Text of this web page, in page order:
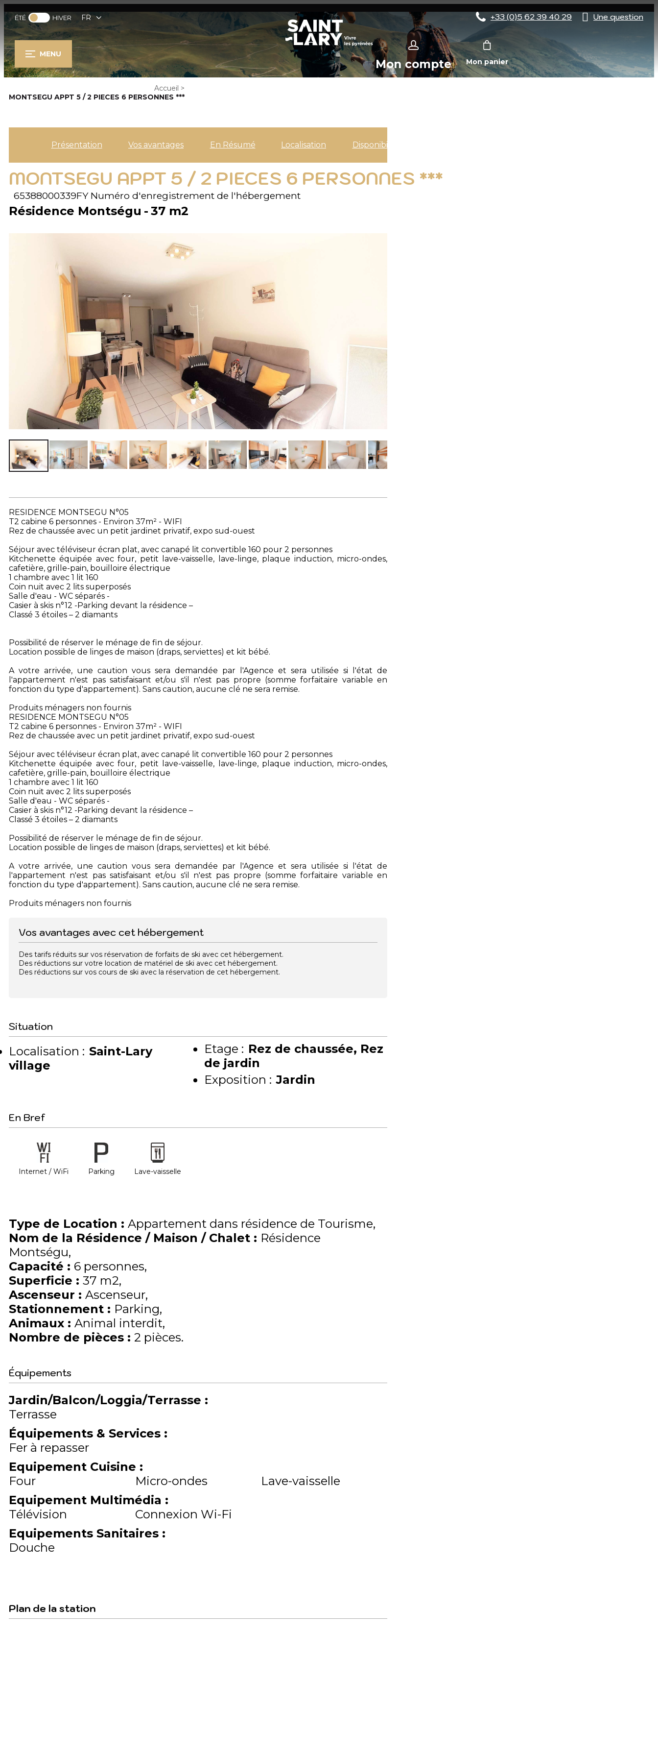
ÉTÉ HIVER FR +33 (0)5 62 39 40 29 Une question
MENU
Mon compte Mon panier
Accueil >
MONTSEGU APPT 5 / 2 PIECES 6 PERSONNES ***
Présentation Vos avantages En Résumé Localisation Disponibilités
MONTSEGU APPT 5 / 2 PIECES 6 PERSONNES ***
65388000339FY Numéro d'enregistrement de l'hébergement
Résidence Montségu 37 m2
RESIDENCE MONTSEGU N°05
T2 cabine 6 personnes - Environ 37m² - WIFI
Rez de chaussée avec un petit jardinet privatif, expo sud-ouest
Séjour avec téléviseur écran plat, avec canapé lit convertible 160 pour 2 personnes
Kitchenette équipée avec four, petit lave-vaisselle, lave-linge, plaque induction, micro-ondes,
cafetière, grille-pain, bouilloire électrique
1 chambre avec 1 lit 160
Coin nuit avec 2 lits superposés
Salle d'eau - WC séparés -
Casier à skis n°12 -Parking devant la résidence –
Classé 3 étoiles – 2 diamants
Possibilité de réserver le ménage de fin de séjour.
Location possible de linges de maison (draps, serviettes) et kit bébé.
A votre arrivée, une caution vous sera demandée par l'Agence et sera utilisée si l'état de
l'appartement n'est pas satisfaisant et/ou s'il n'est pas propre (somme forfaitaire variable en
fonction du type d'appartement). Sans caution, aucune clé ne sera remise.
Produits ménagers non fournis
RESIDENCE MONTSEGU N°05
T2 cabine 6 personnes - Environ 37m² - WIFI
Rez de chaussée avec un petit jardinet privatif, expo sud-ouest
Séjour avec téléviseur écran plat, avec canapé lit convertible 160 pour 2 personnes
Kitchenette équipée avec four, petit lave-vaisselle, lave-linge, plaque induction, micro-ondes,
cafetière, grille-pain, bouilloire électrique
1 chambre avec 1 lit 160
Coin nuit avec 2 lits superposés
Salle d'eau - WC séparés -
Casier à skis n°12 -Parking devant la résidence –
Classé 3 étoiles – 2 diamants
Possibilité de réserver le ménage de fin de séjour.
Location possible de linges de maison (draps, serviettes) et kit bébé.
A votre arrivée, une caution vous sera demandée par l'Agence et sera utilisée si l'état de
l'appartement n'est pas satisfaisant et/ou s'il n'est pas propre (somme forfaitaire variable en
fonction du type d'appartement). Sans caution, aucune clé ne sera remise.
Produits ménagers non fournis
Vos avantages avec cet hébergement
Des tarifs réduits sur vos réservation de forfaits de ski avec cet hébergement.
Des réductions sur votre location de matériel de ski avec cet hébergement.
Des réductions sur vos cours de ski avec la réservation de cet hébergement.
Situation
Localisation : Saint-Lary
village
Etage : Rez de chaussée Rez
de jardin
Exposition : Jardin
En Bref
Internet / WiFi Parking Lave-vaisselle
Type de Location : Appartement dans résidence de Tourisme
Nom de la Résidence / Maison / Chalet : Résidence
Montségu
Capacité : 6 personnes
Superficie : 37 m2
Ascenseur : Ascenseur
Stationnement : Parking
Animaux : Animal interdit
Nombre de pièces : 2 pièces
Équipements
Jardin/Balcon/Loggia/Terrasse :
Terrasse
Équipements & Services :
Fer à repasser
Equipement Cuisine :
Four
Micro-ondes
Lave-vaisselle
Equipement Multimédia :
Télévision
Connexion Wi-Fi
Equipements Sanitaires :
Douche
Plan de la station